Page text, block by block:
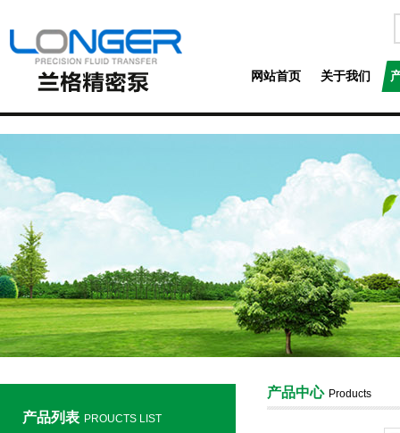
网站首页 关于我们
产品列表 PROUCTS LIST
产品中心 Products